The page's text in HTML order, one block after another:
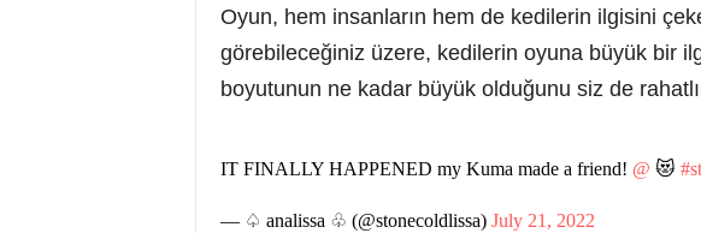
Oyun, hem insanların hem de kedilerin ilgisini
görebileceğiniz üzere, kedilerin oyuna büyük bir
boyutunun ne kadar büyük olduğunu siz de
IT FINALLY HAPPENED my Kuma made a friend! @ 😻
— ♤ analissa ♧ (@stonecoldlissa) July 21, 2022